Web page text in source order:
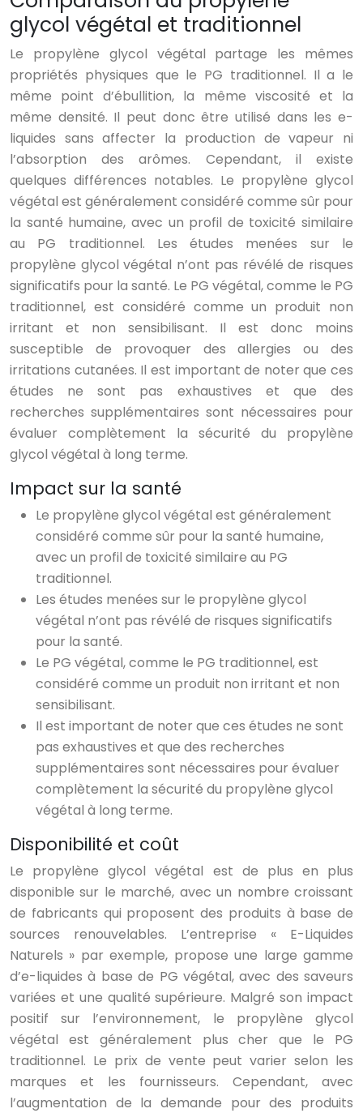
glycol végétal et traditionnel
Le propylène glycol végétal partage les mêmes
propriétés physiques que le PG traditionnel. Il a le
même point d’ébullition, la même viscosité et la
même densité. Il peut donc être utilisé dans les e-
liquides sans affecter la production de vapeur ni
l’absorption des arômes. Cependant, il existe
quelques différences notables. Le propylène glycol
végétal est généralement considéré comme sûr pour
la santé humaine, avec un profil de toxicité similaire
au PG traditionnel. Les études menées sur le
propylène glycol végétal n’ont pas révélé de risques
significatifs pour la santé. Le PG végétal, comme le PG
traditionnel, est considéré comme un produit non
irritant et non sensibilisant. Il est donc moins
susceptible de provoquer des allergies ou des
irritations cutanées. Il est important de noter que ces
études ne sont pas exhaustives et que des
recherches supplémentaires sont nécessaires pour
évaluer complètement la sécurité du propylène
glycol végétal à long terme.
Impact sur la santé
Le propylène glycol végétal est généralement
considéré comme sûr pour la santé humaine,
avec un profil de toxicité similaire au PG
traditionnel.
Les études menées sur le propylène glycol
végétal n’ont pas révélé de risques significatifs
pour la santé.
Le PG végétal, comme le PG traditionnel, est
considéré comme un produit non irritant et non
sensibilisant.
Il est important de noter que ces études ne sont
pas exhaustives et que des recherches
supplémentaires sont nécessaires pour évaluer
complètement la sécurité du propylène glycol
végétal à long terme.
Disponibilité et coût
Le propylène glycol végétal est de plus en plus
disponible sur le marché, avec un nombre croissant
de fabricants qui proposent des produits à base de
sources renouvelables. L’entreprise « E-Liquides
Naturels » par exemple, propose une large gamme
d’e-liquides à base de PG végétal, avec des saveurs
variées et une qualité supérieure. Malgré son impact
positif sur l’environnement, le propylène glycol
végétal est généralement plus cher que le PG
traditionnel. Le prix de vente peut varier selon les
marques et les fournisseurs. Cependant, avec
l’augmentation de la demande pour des produits